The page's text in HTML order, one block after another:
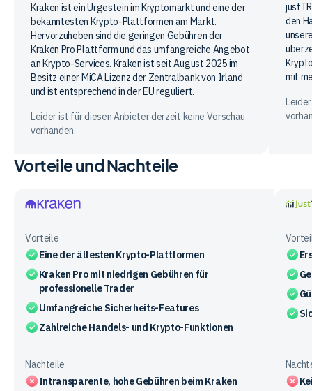
Kraken
Kraken ist ein Urgestein im Kryptomarkt und eine der
bekanntesten Krypto-Plattformen am Markt.
Hervorzuheben sind die geringen Gebühren der
Kraken Pro Plattform und das umfangreiche Angebot
an Krypto-Services. Kraken ist seit August 2025 im
Besitz einer MiCA Lizenz der Zentralbank von Irland
und ist entsprechend in der EU reguliert.
Leider ist für diesen Anbieter derzeit keine Vorschau
vorhanden.
den
mit
Vorteile und Nachteile
Vorteile
Eine der ältesten Krypto-Plattformen
Kraken Pro mit niedrigen Gebühren für
professionelle Trader
Umfangreiche Sicherheits-Features
Zahlreiche Handels- und Krypto-Funktionen
Nachteile
Intransparente, hohe Gebühren beim Kraken